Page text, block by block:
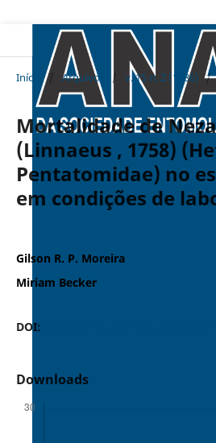
Início / Arquivos / v. 15 n. 2 (1986) /
Mortalidade de
(Linnaeus , 1758)
Pentatomidae) no
em condições de
Gilson R. P. Moreira
Miriam Becker
DOI:
Downloads